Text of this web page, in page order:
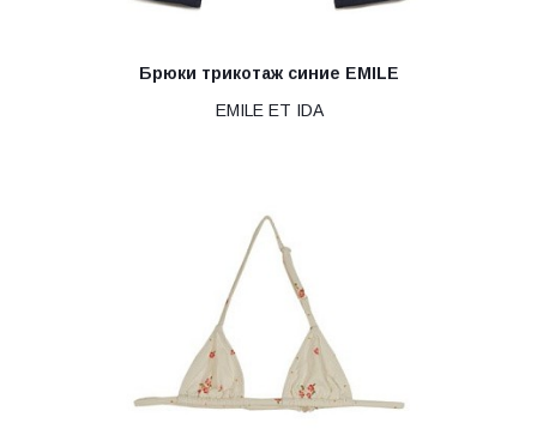
Брюки трикотаж синие EMILE
EMILE ET IDA